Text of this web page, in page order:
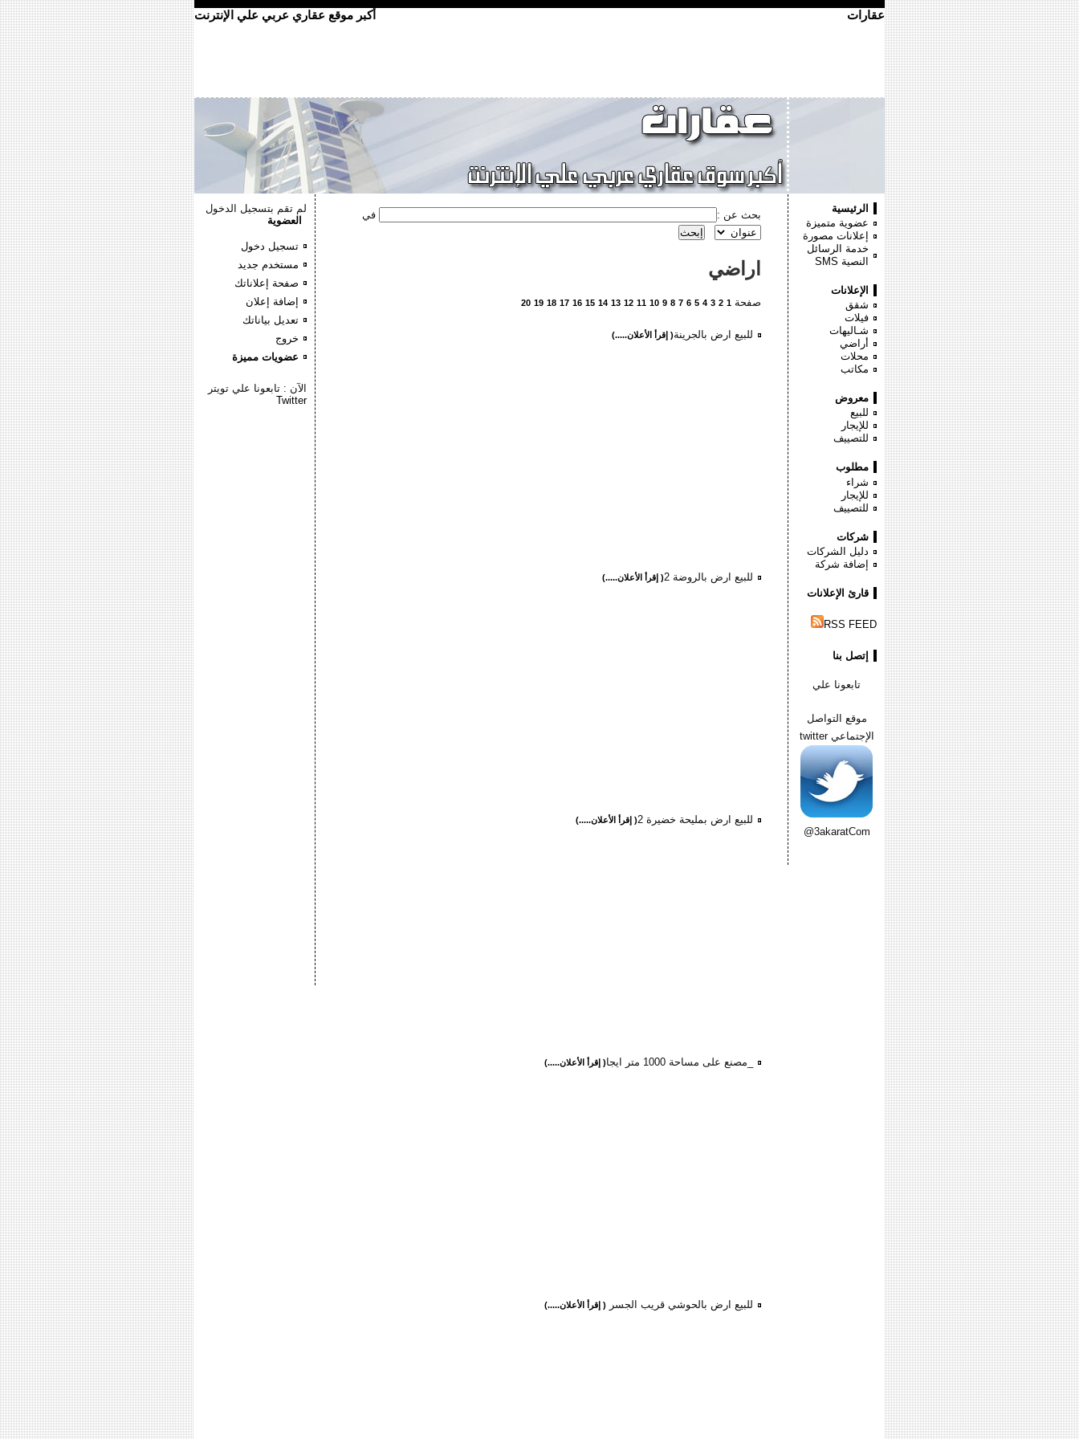
عقارات أكبر موقع عقاري عربي علي الإنترنت
لم تقم بتسجيل الدخول
العضوية
تسجيل دخول
مستخدم جديد
صفحة إعلاناتك
إضافة إعلان
تعديل بياناتك
خروج
عضويات مميزة
الآن : تابعونا علي تويتر
Twitter
بحث عن : في
اراضي
صفحة 1
2
3
4
5
6
7
8
9
10
11
12
13
14
15
16
17
18
19
20
للبيع ارض بالجرينة( إقرأ الأعلان.....)
للبيع ارض بالروضة 2 ( إقرأ الأعلان.....)
للبيع ارض بمليحة خضيرة 2 ( إقرأ الأعلان.....)
_مصنع على مساحة 1000 متر ايجا ( إقرأ الأعلان.....)
للبيع ارض بالحوشي قريب الجسر ( إقرأ الأعلان.....)
الرئيسية
عضوية متميزة
إعلانات مصورة
خدمة الرسائل
النصية SMS
الإعلانات
شقق
فيلات
شـاليهات
أراضي
محلات
مكاتب
معروض
للبيع
للإيجار
للتصييف
مطلوب
شراء
للإيجار
للتصييف
شركات
دليل الشركات
إضافة شركة
قارئ الإعلانات
RSS FEED
إتصل بنا
تابعونا علي
موقع التواصل
الإجتماعي twitter
@3akaratCom